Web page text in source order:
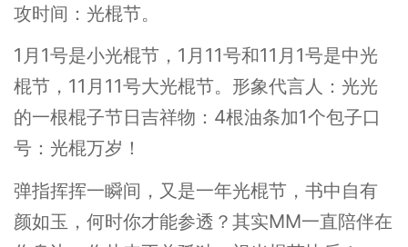
攻时间：光棍节。
1月1号是小光棍节，1月11号和11月1号是中光
棍节，11月11号大光棍节。形象代言人：光光
的一根棍子节日吉祥物：4根油条加1个包子口
号：光棍万岁！
弹指挥挥一瞬间，又是一年光棍节，书中自有
颜如玉，何时你才能参透？其实MM一直陪伴在